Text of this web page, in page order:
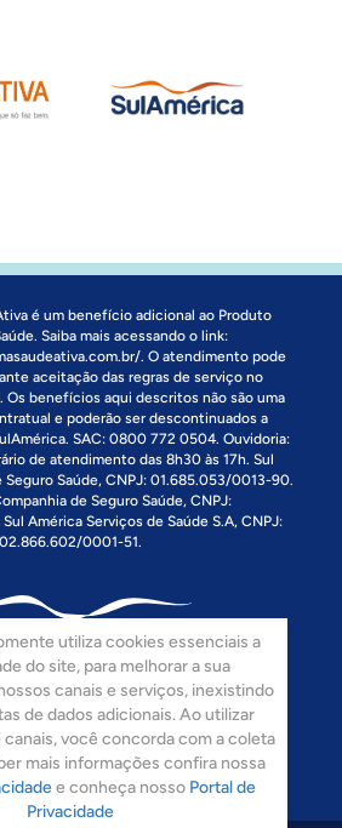
utiliza cookies essenciais a
do site, para melhorar a sua
canais e serviços, inexistindo
de dados adicionais. Ao utilizar
você concorda com a coleta
mais informações confira nossa
e conheça nosso Portal de
Privacidade
é um benefício adicional ao Produto
Saiba mais acessando o link:
. O atendimento pode
aceitação das regras de serviço no
Os benefícios aqui descritos não são uma
e poderão ser descontinuados a
SAC: 0800 772 0504. Ouvidoria:
de atendimento das 8h30 às 17h. Sul
Seguro Saúde, CNPJ: 01.685.053/0013-90.
de Seguro Saúde, CNPJ:
América Serviços de Saúde S.A, CNPJ:
02.866.602/0001-51.
Siga-nos: